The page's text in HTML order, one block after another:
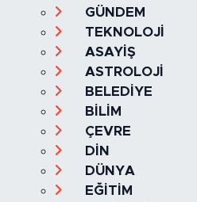
GÜNDEM
TEKNOLOJİ
ASAYİŞ
ASTROLOJİ
BELEDİYE
BİLİM
ÇEVRE
DİN
DÜNYA
EĞİTİM